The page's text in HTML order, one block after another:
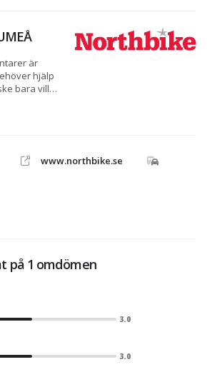
är
hjälp
bara vill
kontakta
vi inte
använda
så besvarar
www.northbike.se
på 1 omdömen
3.0
3.0